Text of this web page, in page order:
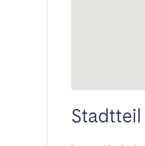
Stadtteil